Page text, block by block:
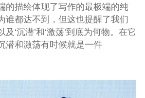
的描绘体现了写作的最极端的纯
谁都达不到，但这也提醒了我们
‘沉潜’和‘激荡’到底为何物。在它
潜和激荡有时候就是一件